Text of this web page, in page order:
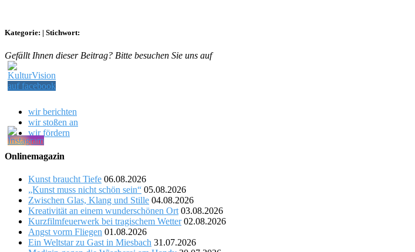
Kategorie: | Stichwort:
Gefällt Ihnen dieser Beitrag? Bitte besuchen Sie uns auf
wir berichten
wir stoßen an
wir fördern
Onlinemagazin
Kunst braucht Tiefe 06.08.2026
„Kunst muss nicht schön sein“ 05.08.2026
Zwischen Glas, Klang und Stille 04.08.2026
Kreativität an einem wunderschönen Ort 03.08.2026
Kurzfilmfeuerwerk bei tragischem Wetter 02.08.2026
Angst vorm Fliegen 01.08.2026
Ein Weltstar zu Gast in Miesbach 31.07.2026